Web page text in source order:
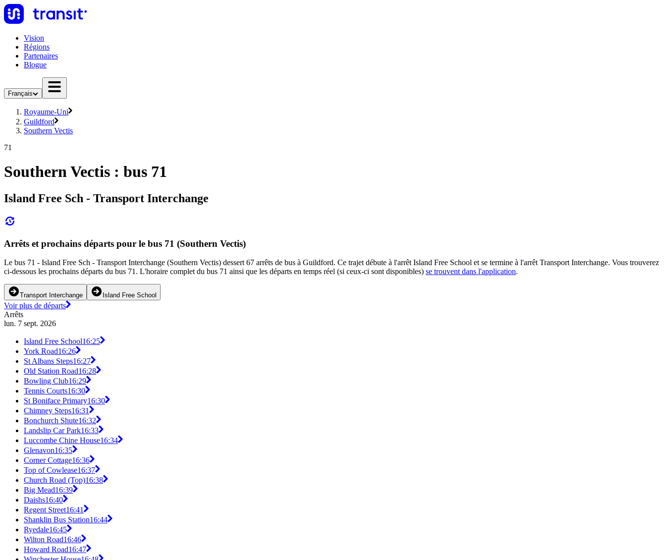
Vision
Régions
Partenaires
Blogue
Français
Royaume-Uni
Guildford
Southern Vectis
71
Southern Vectis : bus 71
Island Free Sch - Transport Interchange
Arrêts et prochains départs pour le bus 71 (Southern Vectis)
Le bus 71 - Island Free Sch - Transport Interchange (Southern Vectis) dessert 67 arrêts de bus à Guildford. Ce trajet débute à l'arrêt Island Free School et se termine à l'arrêt Transport Interchange. Vous trouverez
ci-dessous les prochains départs du bus 71. L'horaire complet du bus 71 ainsi que les départs en temps réel (si ceux-ci sont disponibles) se trouvent dans l'application.
Transport Interchange Island Free School
Voir plus de départs
Arrêts
lun. 7 sept. 2026
Island Free School16:25
York Road16:26
St Albans Steps16:27
Old Station Road16:28
Bowling Club16:29
Tennis Courts16:30
St Boniface Primary16:30
Chimney Steps16:31
Bonchurch Shute16:32
Landslip Car Park16:33
Luccombe Chine House16:34
Glenavon16:35
Corner Cottage16:36
Top of Cowlease16:37
Church Road (Top)16:38
Big Mead16:39
Daishs16:40
Regent Street16:41
Shanklin Bus Station16:44
Ryedale16:45
Wilton Road16:46
Howard Road16:47